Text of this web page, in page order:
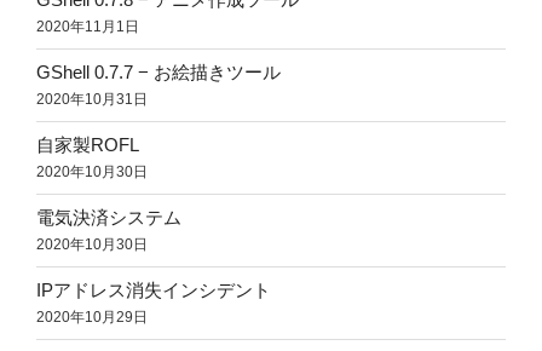
2020年11月1日
GShell 0.7.7 − お絵描きツール
2020年10月31日
自家製ROFL
2020年10月30日
電気決済システム
2020年10月30日
IPアドレス消失インシデント
2020年10月29日